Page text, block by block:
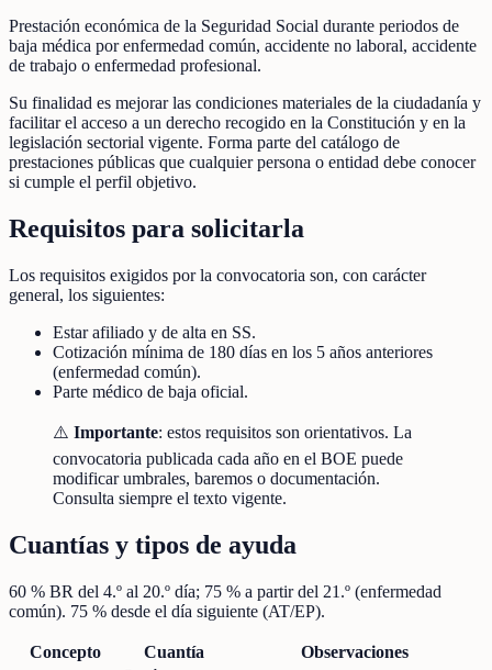
Prestación económica de la Seguridad Social durante periodos de
baja médica por enfermedad común, accidente no laboral, accidente
de trabajo o enfermedad profesional.
Su finalidad es mejorar las condiciones materiales de la ciudadanía y
facilitar el acceso a un derecho recogido en la Constitución y en la
legislación sectorial vigente. Forma parte del catálogo de
prestaciones públicas que cualquier persona o entidad debe conocer
si cumple el perfil objetivo.
Requisitos para solicitarla
Los requisitos exigidos por la convocatoria son, con carácter
general, los siguientes:
Estar afiliado y de alta en SS.
Cotización mínima de 180 días en los 5 años anteriores
(enfermedad común).
Parte médico de baja oficial.
⚠️ Importante: estos requisitos son orientativos. La
convocatoria publicada cada año en el BOE puede
modificar umbrales, baremos o documentación.
Consulta siempre el texto vigente.
Cuantías y tipos de ayuda
60 % BR del 4.º al 20.º día; 75 % a partir del 21.º (enfermedad
común). 75 % desde el día siguiente (AT/EP).
Concepto Cuantía
Observaciones